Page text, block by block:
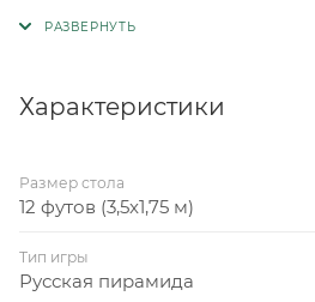
Характеристики
Размер стола
12 футов (3,5x1,75 м)
Тип игры
Русская пирамида